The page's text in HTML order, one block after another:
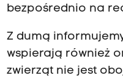
bezpośrednio na
Z dumą
wspierają również
zwierząt nie jest